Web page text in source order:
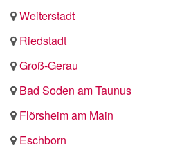
Weiterstadt
Riedstadt
Groß-Gerau
Bad Soden am Taunus
Flörsheim am Main
Eschborn